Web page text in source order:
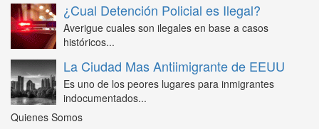
¿Cual Detención Policial es Ilegal?
Averigue cuales son ilegales en base a casos
históricos...
La Ciudad Mas Antiimigrante de EEUU
Es uno de los peores lugares para inmigrantes
indocumentados...
Quienes Somos